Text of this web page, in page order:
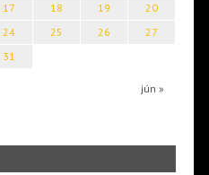
jún »
17 18 19
20
24 25 26
27
31